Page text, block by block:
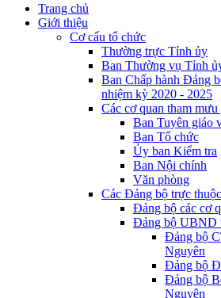
Trang chủ
Giới thiệu
Cơ cấu tổ chức
Thường trực Tỉnh ủy
Ban Thường vụ Tỉnh
Ban Chấp hành Đảng
nhiệm kỳ 2020 - 2025
Các cơ quan tham
Ban Tuyên giáo
Ban Tổ chức
Ủy ban Kiểm tra
Ban Nội chính
Văn phòng
Các Đảng bộ trực thuộc
Đảng bộ các cơ
Đảng bộ UBND
Đảng bộ
Nguyên
Đảng bộ
Đảng bộ
Nguyên